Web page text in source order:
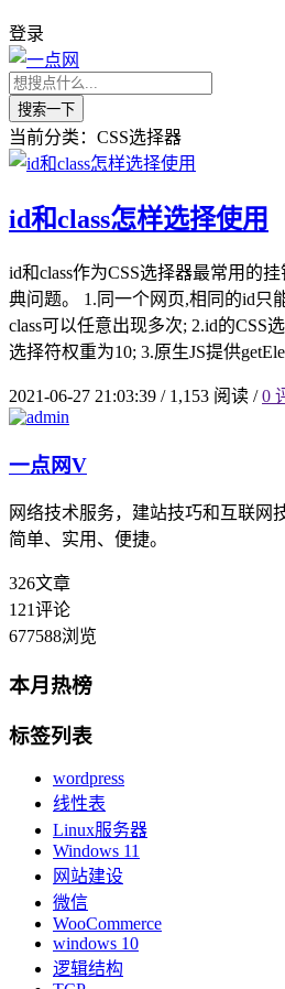
登录
搜索一下
当前分类：CSS选择器
id和class怎样选择使用
id和class作为CSS选择器最常用的
典问题。 1.同一个网页,相同的id只
class可以任意出现多次; 2.id的CSS
选择符权重为10; 3.原生JS提供
2021-06-27 21:03:39 /1,153 阅读 / 0
一点网V
网络技术服务，建站技巧和互联网
简单、实用、便捷。
326文章
121评论
677588浏览
本月热榜
标签列表
wordpress
线性表
Linux服务器
Windows 11
网站建设
微信
WooCommerce
windows 10
逻辑结构